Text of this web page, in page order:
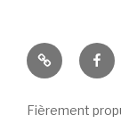
Yelp
Fièrement